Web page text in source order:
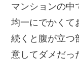
マンションの中
均一にでかくて
続くと腹が立つ
意してダメだっ